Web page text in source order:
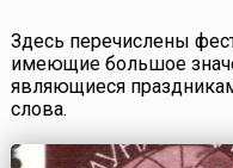
Здесь перечислены
имеющие большое
являющиеся
слова.